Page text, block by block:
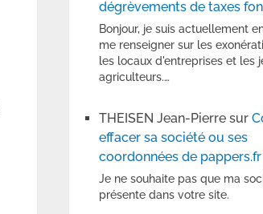
dégrèvements de taxes
Bonjour, je suis actuellement
me renseigner sur les
les locaux d'entreprises et les
agriculteurs.…
THEISEN Jean-Pierre sur
effacer sa société ou ses
coordonnées de pappers.fr
Je ne souhaite pas que ma
présente dans votre site.